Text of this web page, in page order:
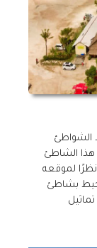
الشواطئ
هذا الشاطئ
لموقعه
بشاطئ